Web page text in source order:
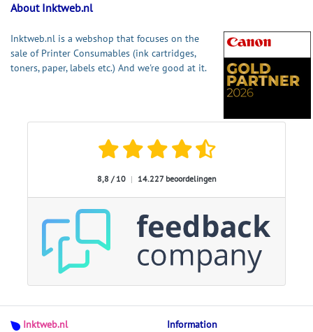
About Inktweb.nl
Inktweb.nl is a webshop that focuses on the
sale of Printer Consumables (ink cartridges,
toners, paper, labels etc.) And we're good at it.
8,8 / 10 | 14.227 beoordelingen
Inktweb.nl
Information